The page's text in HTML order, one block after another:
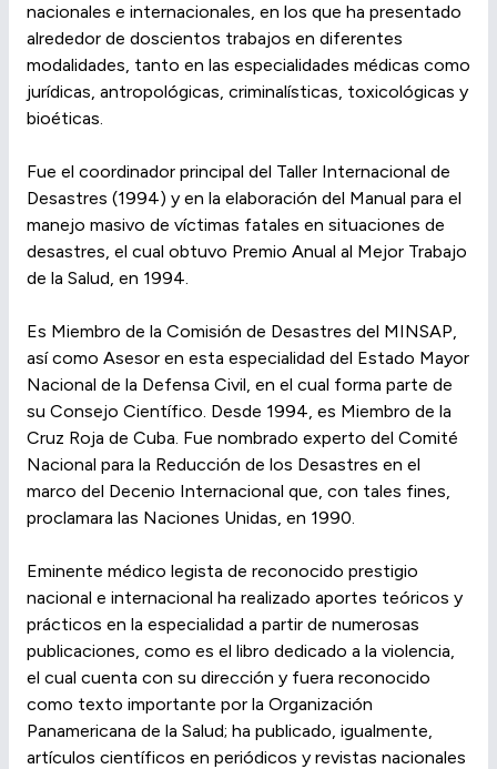
nacionales e internacionales, en los que ha presentado
alrededor de doscientos trabajos en diferentes
modalidades, tanto en las especialidades médicas como
jurídicas, antropológicas, criminalísticas, toxicológicas y
bioéticas.
Fue el coordinador principal del Taller Internacional de
Desastres (1994) y en la elaboración del Manual para el
manejo masivo de víctimas fatales en situaciones de
desastres, el cual obtuvo Premio Anual al Mejor Trabajo
de la Salud, en 1994.
Es Miembro de la Comisión de Desastres del MINSAP,
así como Asesor en esta especialidad del Estado Mayor
Nacional de la Defensa Civil, en el cual forma parte de
su Consejo Científico. Desde 1994, es Miembro de la
Cruz Roja de Cuba. Fue nombrado experto del Comité
Nacional para la Reducción de los Desastres en el
marco del Decenio Internacional que, con tales fines,
proclamara las Naciones Unidas, en 1990.
Eminente médico legista de reconocido prestigio
nacional e internacional ha realizado aportes teóricos y
prácticos en la especialidad a partir de numerosas
publicaciones, como es el libro dedicado a la violencia,
el cual cuenta con su dirección y fuera reconocido
como texto importante por la Organización
Panamericana de la Salud; ha publicado, igualmente,
artículos científicos en periódicos y revistas nacionales